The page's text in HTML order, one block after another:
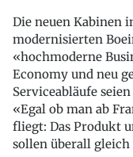
Die neuen Kabinen
modernisierten
«hochmoderne
Economy und neu
Serviceabläufe
«Egal ob man ab
fliegt: Das Produkt
sollen überall gleich